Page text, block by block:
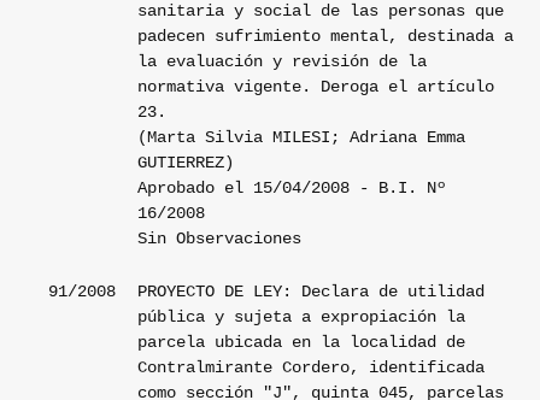
sanitaria y social de las personas que
padecen sufrimiento mental, destinada a
la evaluación y revisión de la
normativa vigente. Deroga el artículo
23.
(Marta Silvia MILESI; Adriana Emma
GUTIERREZ)
Aprobado el 15/04/2008 - B.I. Nº
16/2008
Sin Observaciones
91/2008
PROYECTO DE LEY: Declara de utilidad
pública y sujeta a expropiación la
parcela ubicada en la localidad de
Contralmirante Cordero, identificada
como sección "J", quinta 045, parcelas